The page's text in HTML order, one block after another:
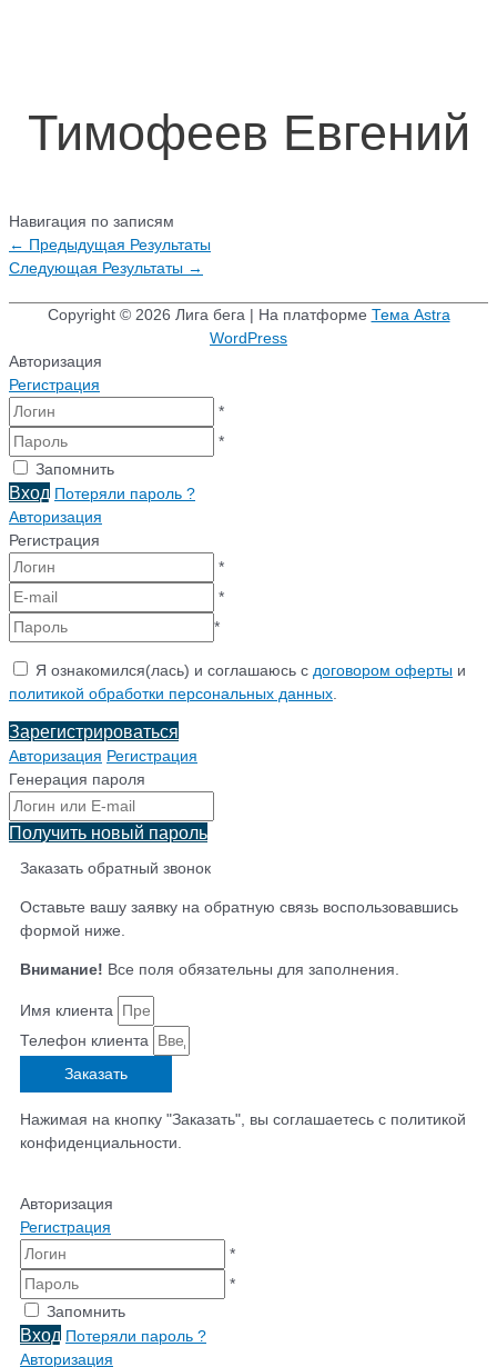
Тимофеев Евгений
Навигация по записям
← Предыдущая Результаты
Следующая Результаты →
Copyright © 2026 Лига бега| На платформе Тема Astra
WordPress
Авторизация
Регистрация
*
*
Запомнить
Вход Потеряли пароль ?
Авторизация
Регистрация
*
*
*
Я ознакомился(лась) и соглашаюсь с договором оферты и
политикой обработки персональных данных
Зарегистрироваться
Авторизация Регистрация
Генерация пароля
Получить новый пароль
Заказать обратный звонок
Оставьте вашу заявку на обратную связь воспользовавшись
формой ниже.
Внимание! Все поля обязательны для заполнения.
Имя клиента
Телефон клиента
Заказать
Нажимая на кнопку "Заказать", вы соглашаетесь с политикой
конфиденциальности.
Авторизация
Регистрация
*
*
Запомнить
Вход Потеряли пароль ?
Авторизация